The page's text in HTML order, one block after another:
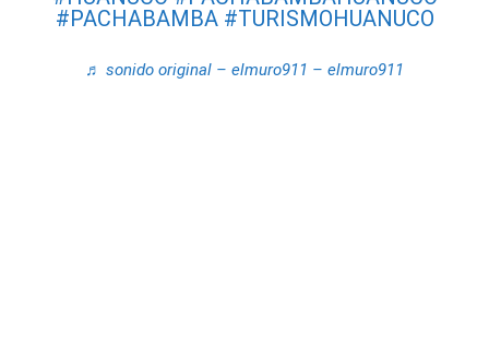
#PACHABAMBA #TURISMOHUANUCO
♬ sonido original – elmuro911 – elmuro911